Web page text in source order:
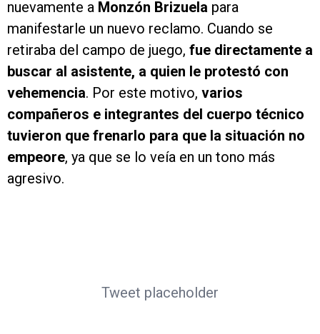
nuevamente a Monzón Brizuela para
manifestarle un nuevo reclamo. Cuando se
retiraba del campo de juego, fue directamente a
buscar al asistente, a quien le protestó con
vehemencia. Por este motivo, varios
compañeros e integrantes del cuerpo técnico
tuvieron que frenarlo para que la situación no
empeore, ya que se lo veía en un tono más
agresivo.
Tweet placeholder